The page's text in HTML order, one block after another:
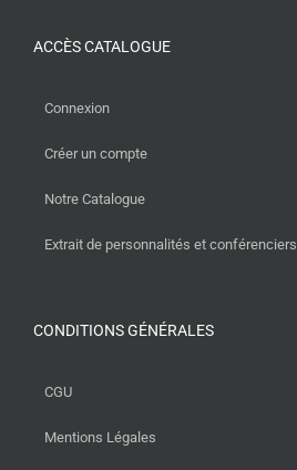
ACCÈS CATALOGUE
Connexion
Créer un compte
Notre Catalogue
Extrait de personnalités et conférenciers
CONDITIONS GÉNÉRALES
CGU
Mentions Légales